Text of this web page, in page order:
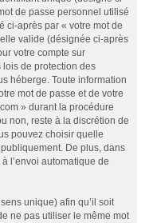
de passe personnel utilisé
ci-après par « votre mot de
valide (désignée ci-après
votre compte sur
lois de protection des
héberge. Toute information
mot de passe et de votre
» durant la procédure
non, reste à la discrétion de
pouvez choisir quelle
De plus, dans
l’envoi automatique de
unique) afin qu’il soit
ne pas utiliser le même mot